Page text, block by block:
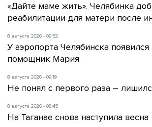
«Дайте маме жить». Челябинка
реабилитации для матери после
8 августа 2026 - 09:52
У аэропорта Челябинска
помощник Мария
8 августа 2026 - 09:19
Не понял с первого раза –
8 августа 2026 - 08:45
На Таганае снова наступила весна